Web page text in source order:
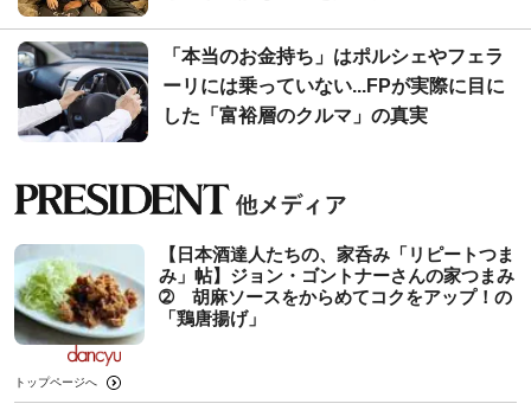
「本当のお金持ち」はポルシェやフェラ
ーリには乗っていない...FPが実際に目に
した「富裕層のクルマ」の真実
【日本酒達人たちの、家呑み「リピートつま
み」帖】ジョン・ゴントナーさんの家つまみ
➁ 胡麻ソースをからめてコクをアップ！の
「鶏唐揚げ」
トップページへ